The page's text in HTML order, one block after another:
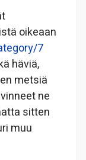
oikeaan
7
häviä,
metsiä
ne
sitten
muu